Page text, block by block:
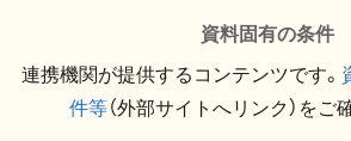
資料固有の条件
連携機関が提供するコンテンツです。
件等（外部サイトへリンク）をご